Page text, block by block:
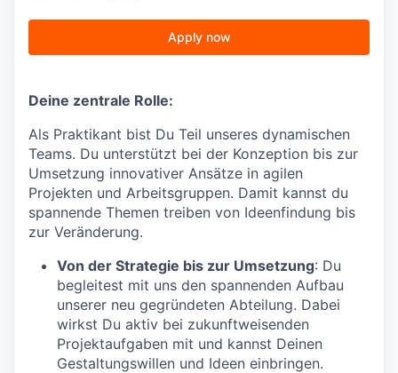
Apply now
Deine zentrale Rolle:
Als Praktikant bist Du Teil unseres dynamischen
Teams. Du unterstützt bei der Konzeption bis zur
Umsetzung innovativer Ansätze in agilen
Projekten und Arbeitsgruppen. Damit kannst du
spannende Themen treiben von Ideenfindung bis
zur Veränderung.
Von der Strategie bis zur Umsetzung: Du
begleitest mit uns den spannenden Aufbau
unserer neu gegründeten Abteilung. Dabei
wirkst Du aktiv bei zukunftweisenden
Projektaufgaben mit und kannst Deinen
Gestaltungswillen und Ideen einbringen.